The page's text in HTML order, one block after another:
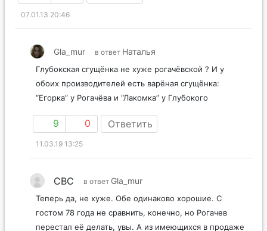
12 0 Ответить
07.01.13 20:46
в ответ
Глубокская сгущёнка не хуже рогачёвской ? И у
обоих производителей есть варёная сгущёнка:
9 0 Ответить
11.03.19 13:25
Gla_mur
Теперь да, не хуже. Обе одинаково хорошие. С
гостом 78 года не сравнить, конечно, но Рогачев